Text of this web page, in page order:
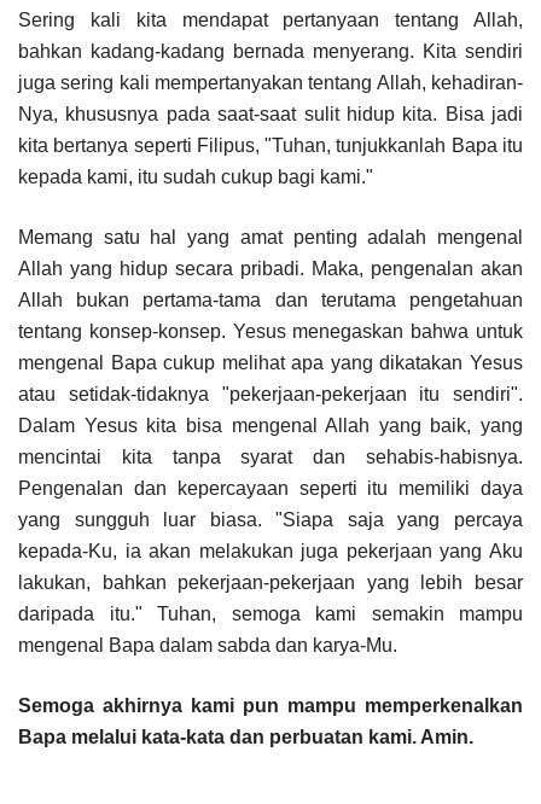
Sering kali kita mendapat pertanyaan tentang Allah,
bahkan kadang-kadang bernada menyerang. Kita sendiri
juga sering kali mempertanyakan tentang Allah, kehadiran-
Nya, khususnya pada saat-saat sulit hidup kita. Bisa jadi
kita bertanya seperti Filipus, "Tuhan, tunjukkanlah Bapa itu
kepada kami, itu sudah cukup bagi kami."
Memang satu hal yang amat penting adalah mengenal
Allah yang hidup secara pribadi. Maka, pengenalan akan
Allah bukan pertama-tama dan terutama pengetahuan
tentang konsep-konsep. Yesus menegaskan bahwa untuk
mengenal Bapa cukup melihat apa yang dikatakan Yesus
atau setidak-tidaknya "pekerjaan-pekerjaan itu sendiri".
Dalam Yesus kita bisa mengenal Allah yang baik, yang
mencintai kita tanpa syarat dan sehabis-habisnya.
Pengenalan dan kepercayaan seperti itu memiliki daya
yang sungguh luar biasa. "Siapa saja yang percaya
kepada-Ku, ia akan melakukan juga pekerjaan yang Aku
lakukan, bahkan pekerjaan-pekerjaan yang lebih besar
daripada itu." Tuhan, semoga kami semakin mampu
mengenal Bapa dalam sabda dan karya-Mu.
Semoga akhirnya kami pun mampu memperkenalkan
Bapa melalui kata-kata dan perbuatan kami. Amin.